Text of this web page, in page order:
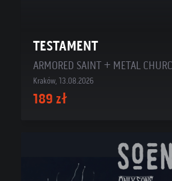
TESTAMENT
ARMORED SAINT + METAL
Kraków, 13.08.2026
189 zł